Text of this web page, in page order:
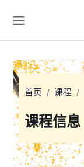
首页 课程
课程信息